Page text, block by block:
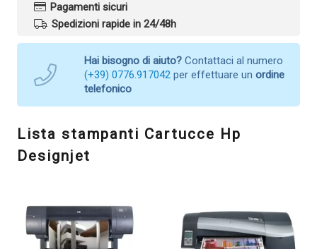
Pagamenti sicuri
Spedizioni rapide in 24/48h
Hai bisogno di aiuto? Contattaci al numero
(+39) 0776.917042 per effettuare un ordine
telefonico
Lista stampanti Cartucce Hp
Designjet